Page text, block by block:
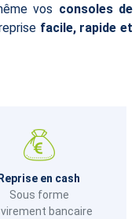
vos consoles de
facile, rapide et
en cash
Sous forme
virement bancaire